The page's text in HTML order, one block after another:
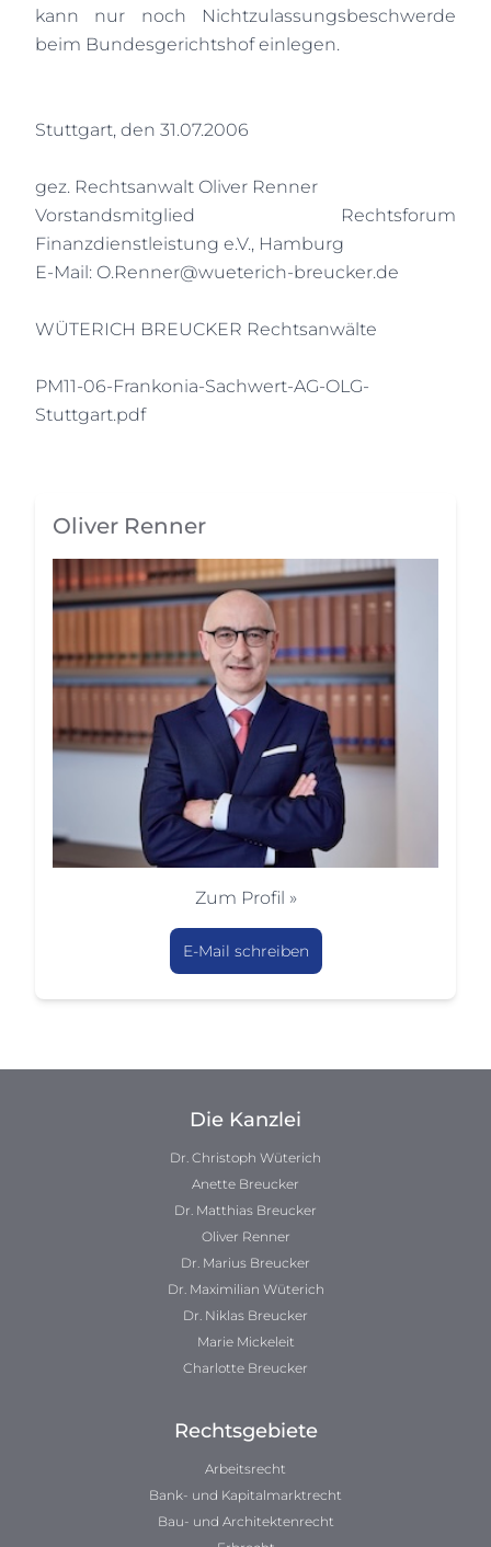
kann nur noch Nichtzulassungsbeschwerde
beim Bundesgerichtshof einlegen.
Stuttgart, den 31.07.2006
gez. Rechtsanwalt Oliver Renner
Vorstandsmitglied Rechtsforum
Finanzdienstleistung e.V., Hamburg
E-Mail: O.Renner@wueterich-breucker.de
WÜTERICH BREUCKER Rechtsanwälte
PM11-06-Frankonia-Sachwert-AG-OLG-
Stuttgart.pdf
Oliver Renner
Zum Profil »
E-Mail schreiben
Die Kanzlei
Dr. Christoph Wüterich
Anette Breucker
Dr. Matthias Breucker
Oliver Renner
Dr. Marius Breucker
Dr. Maximilian Wüterich
Dr. Niklas Breucker
Marie Mickeleit
Charlotte Breucker
Rechtsgebiete
Arbeitsrecht
Bank- und Kapitalmarktrecht
Bau- und Architektenrecht